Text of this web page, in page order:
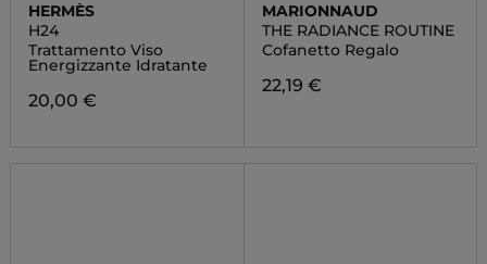
HERMÈS
H24
Trattamento Viso
Energizzante Idratante
20,00 €
MARIONNAUD
THE RADIANCE ROUTINE
Cofanetto Regalo
22,19 €